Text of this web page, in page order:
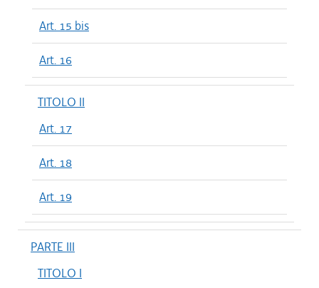
Art. 15 bis
Art. 16
TITOLO II
Art. 17
Art. 18
Art. 19
PARTE III
TITOLO I